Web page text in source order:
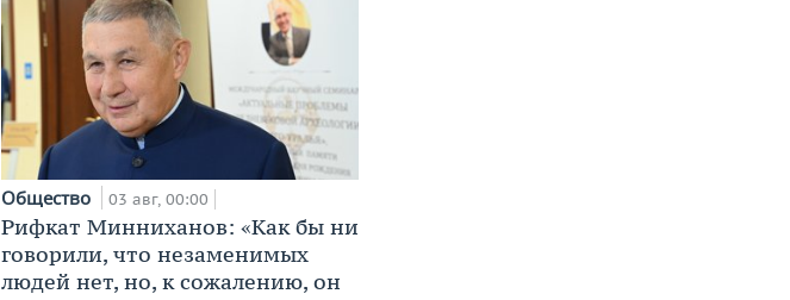
Общество 03 авг, 00:00
Рифкат Минниханов: «Как бы ни
говорили, что незаменимых
людей нет, но, к сожалению, он